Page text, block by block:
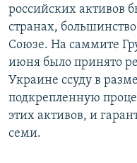
российских активов
странах,
Союзе. На саммите
июня было принято
Украине ссуду в
подкрепленную
этих активов, и
семи.